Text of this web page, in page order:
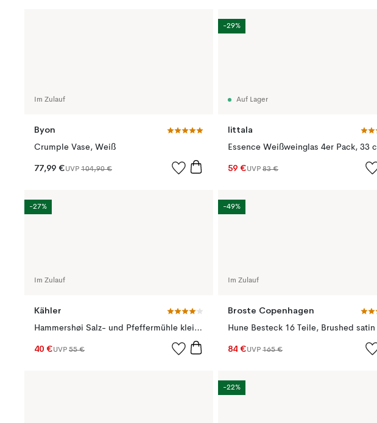
Im Zulauf
Byon
Crumple Vase, Weiß
77,99 €UVP 104,90 €
Auf Lager
Iittala
Essence Weißweinglas 4er Pack, 33 cl
59 €UVP 83 €
-29%
Im Zulauf
Kähler
Hammershøi Salz- und Pfeffermühle klein, Indigo
40 €UVP 55 €
-27%
Im Zulauf
Broste Copenhagen
84 €UVP 165 €
-49%
-22%